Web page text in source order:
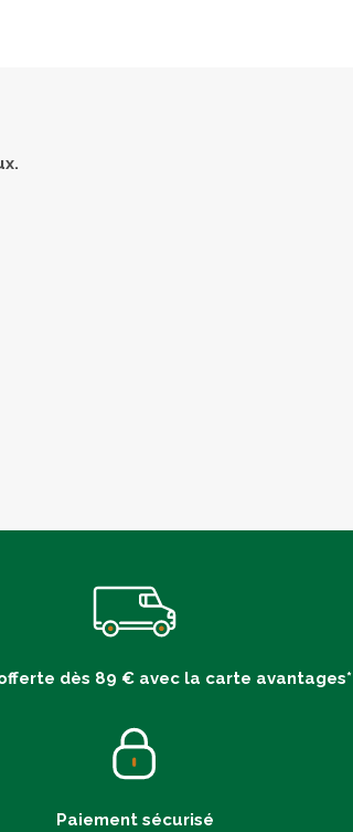
dès 89 € avec la carte avantages*
Paiement sécurisé